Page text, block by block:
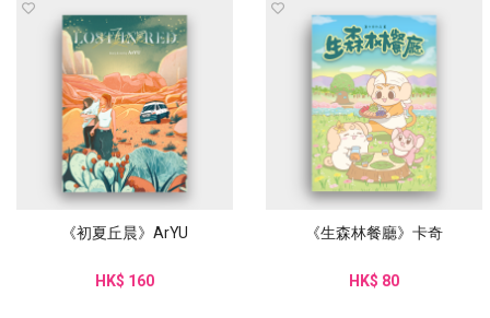
《初夏丘晨》ArYU
HK$ 160
《生森林餐廳》卡奇
HK$ 80